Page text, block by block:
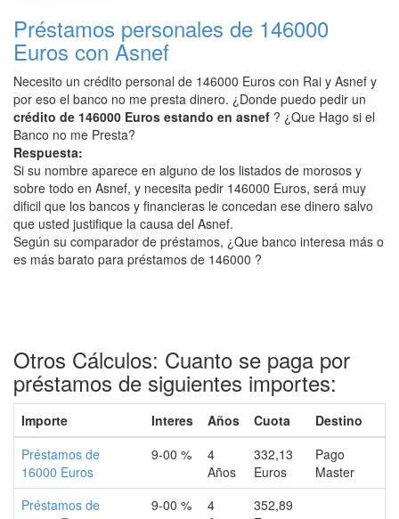
Préstamos personales de 146000
Euros con Asnef
Necesito un crédito personal de 146000 Euros con Rai y Asnef y
por eso el banco no me presta dinero. ¿Donde puedo pedir un
crédito de 146000 Euros estando en asnef ? ¿Que Hago si el
Banco no me Presta?
Respuesta:
Si su nombre aparece en alguno de los listados de morosos y
sobre todo en Asnef, y necesita pedir 146000 Euros, será muy
dificil que los bancos y financieras le concedan ese dinero salvo
que usted justifique la causa del Asnef.
Según su comparador de préstamos, ¿Que banco interesa más o
es más barato para préstamos de 146000 ?
Otros Cálculos: Cuanto se paga por
préstamos de siguientes importes:
Importe Interes Años Cuota
Destino
Préstamos de
16000 Euros
9-00 %
4
Años
332,13
Euros
Pago
Master
Préstamos de
9-00 %
4
352,89